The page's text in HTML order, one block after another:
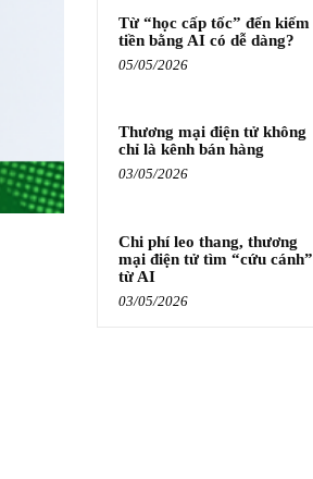
Từ “học cấp tốc” đến kiếm
tiền bằng AI có dễ dàng?
05/05/2026
Thương mại điện tử không
chỉ là kênh bán hàng
03/05/2026
Chi phí leo thang, thương
mại điện tử tìm “cứu cánh”
từ AI
03/05/2026